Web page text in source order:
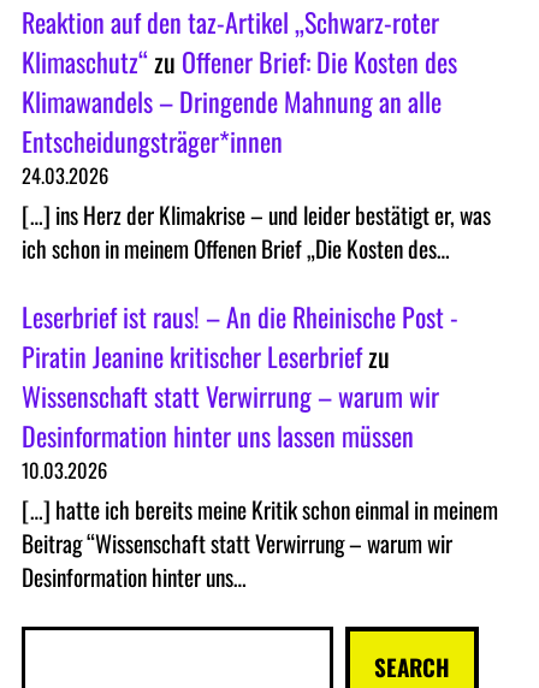
Reaktion auf den taz-Artikel „Schwarz-roter
Klimaschutz“zu Offener Brief: Die Kosten des
Klimawandels – Dringende Mahnung an alle
Entscheidungsträger*innen
24.03.2026
[…] ins Herz der Klimakrise – und leider bestätigt er, was
ich schon in meinem Offenen Brief „Die Kosten des…
Leserbrief ist raus! – An die Rheinische Post -
Piratin Jeanine kritischer Leserbriefzu
Wissenschaft statt Verwirrung – warum wir
Desinformation hinter uns lassen müssen
10.03.2026
[…] hatte ich bereits meine Kritik schon einmal in meinem
Beitrag “Wissenschaft statt Verwirrung – warum wir
Desinformation hinter uns…
SEARCH